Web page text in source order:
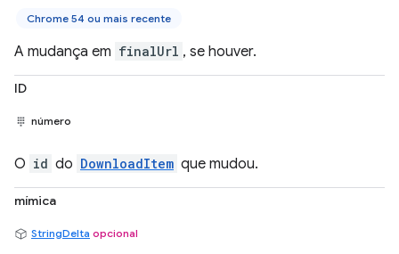
Chrome 54 ou mais recente
A mudança em finalUrl , se houver.
ID
número
O id do DownloadItem que mudou.
mímica
StringDelta opcional